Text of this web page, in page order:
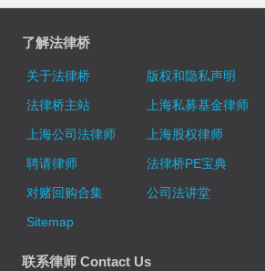
了解法律桥
关于法律桥 版权和隐私声明
法律桥主站
上海私募基金律师
上海公司法律师
上海股权律师
聘请律师
法律桥PE宝典
对赌回购合集
公司法讲堂
Sitemap
联系律师 Contact Us